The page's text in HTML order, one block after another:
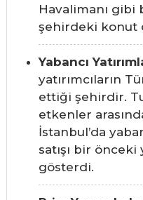
Havalimanı gibi
şehirdeki konut
Yabancı
yatırımcıların
ettiği şehirdir.
etkenler
İstanbul’da
satışı bir önceki
gösterdi.